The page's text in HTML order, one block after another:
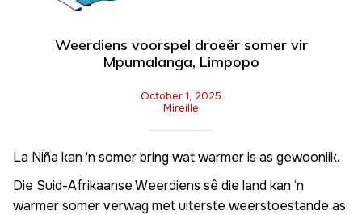
Weerdiens voorspel droeër somer vir
Mpumalanga, Limpopo
October 1, 2025
Mireille
La Niña kan 'n somer bring wat warmer is as gewoonlik.
Die Suid-Afrikaanse Weerdiens sê die land kan ‘n
warmer somer verwag met uiterste weerstoestande as